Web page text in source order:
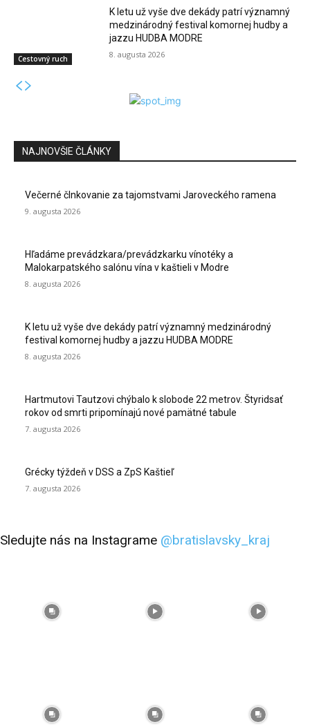
Cestovný ruch
K letu už vyše dve dekády patrí významný
medzinárodný festival komornej hudby a
jazzu HUDBA MODRE
8. augusta 2026
NAJNOVŠIE ČLÁNKY
Večerné člnkovanie za tajomstvami Jaroveckého ramena
9. augusta 2026
Hľadáme prevádzkara/prevádzkarku vínotéky a
Malokarpatského salónu vína v kaštieli v Modre
8. augusta 2026
K letu už vyše dve dekády patrí významný medzinárodný
festival komornej hudby a jazzu HUDBA MODRE
8. augusta 2026
Hartmutovi Tautzovi chýbalo k slobode 22 metrov. Štyridsať
rokov od smrti pripomínajú nové pamätné tabule
7. augusta 2026
Grécky týždeň v DSS a ZpS Kaštieľ
7. augusta 2026
Sledujte nás na Instagrame @bratislavsky_kraj